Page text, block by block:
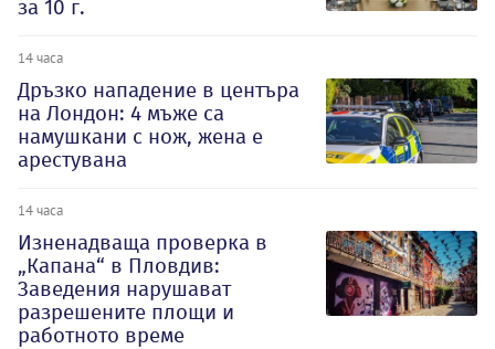
за 10 г.
14 часа
Дръзко нападение в центъра
на Лондон: 4 мъже са
намушкани с нож, жена е
арестувана
14 часа
Изненадваща проверка в
„Капана“ в Пловдив:
Заведения нарушават
разрешените площи и
работното време